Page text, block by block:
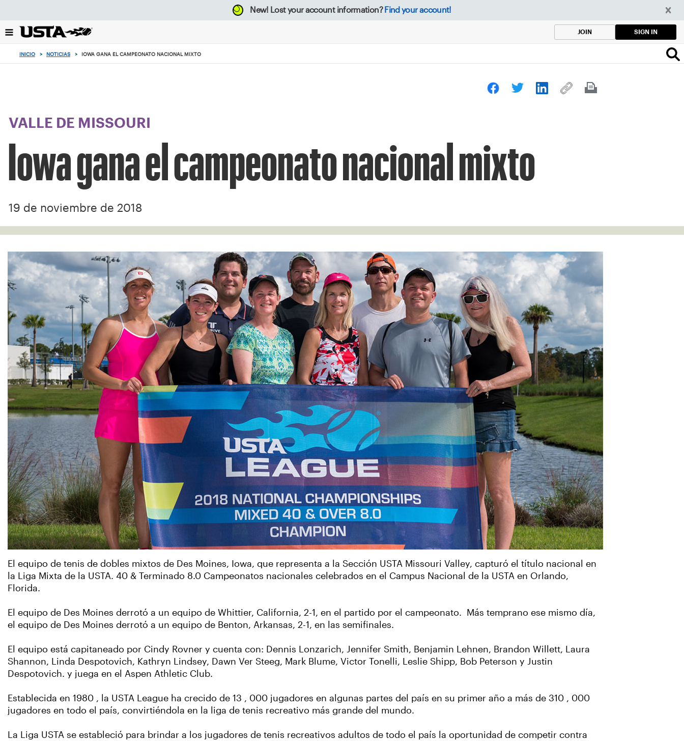
el
botón
New! Lost your account information? Find your account!
JOIN SIGN IN
INICIO > NOTICIAS > IOWA GANA EL CAMPEONATO NACIONAL MIXTO
VALLE DE MISSOURI
Iowa gana el campeonato nacional mixto
19 de noviembre de 2018
El equipo de tenis de dobles mixtos de Des Moines, Iowa, que representa a la Sección USTA Missouri Valley, capturó el título nacional en
la Liga Mixta de la USTA. 40 & Terminado 8.0 Campeonatos nacionales celebrados en el Campus Nacional de la USTA en Orlando,
Florida.
El equipo de Des Moines derrotó a un equipo de Whittier, California, 2-1, en el partido por el campeonato. Más temprano ese mismo día,
el equipo de Des Moines derrotó a un equipo de Benton, Arkansas, 2-1, en las semifinales.
El equipo está capitaneado por Cindy Rovner y cuenta con: Dennis Lonzarich, Jennifer Smith, Benjamin Lehnen, Brandon Willett, Laura
Shannon, Linda Despotovich, Kathryn Lindsey, Dawn Ver Steeg, Mark Blume, Victor Tonelli, Leslie Shipp, Bob Peterson y Justin
Despotovich. y juega en el Aspen Athletic Club.
Establecida en 1980 , la USTA League ha crecido de 13 , 000 jugadores en algunas partes del país en su primer año a más de 310 , 000
jugadores en todo el país, convirtiéndola en la liga de tenis recreativo más grande del mundo.
La Liga USTA se estableció para brindar a los jugadores de tenis recreativos adultos de todo el país la oportunidad de competir contra